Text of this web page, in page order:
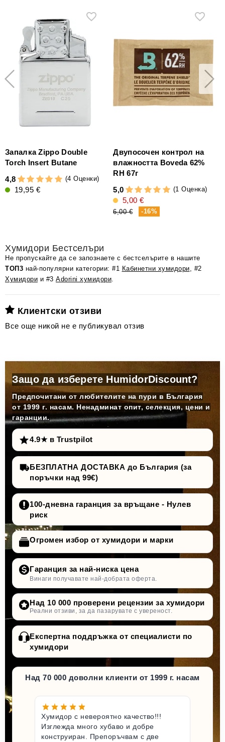
Запалка Zippo Double
Torch Insert Butane
4,8
(4 Оценки)
19,95 €
Двупосочен контрол на
влажността Boveda 62%
RH 67г
5,0
(1 Оценка)
5,00 €
6,00 € -16%
Хумидори Бестселъри
Не пропускайте да се запознаете с бестселърите в нашите
ТОП3 най-популярни категории: #1 Кабинетни хумидори, #2
Хумидори и #3 Adorini хумидори.
Клиентски отзиви
Все още никой не е публикувал отзив
Защо да изберете HumidorDiscount?
Предпочитани от любителите на пури в България
от 1999 г. насам. Ненадминат опит, селекция, цени и
гаранции.
4.9★ в Trustpilot
БЕЗПЛАТНА ДОСТАВКА до България (за
поръчки над 99€)
100-дневна гаранция за връщане - Нулев
риск
Огромен избор от хумидори и марки
Гаранция за най-ниска цена
Винаги получавате най-добрата оферта.
Над 10 000 проверени рецензии за хумидори
Реални отзиви, за да пазарувате с увереност.
Експертна поддръжка от специалисти по
хумидори
Над 70 000 доволни клиенти от 1999 г. насам
Хумидор с невероятно качество!!!
Изглежда много хубаво и добре
конструиран. Препоръчвам с две